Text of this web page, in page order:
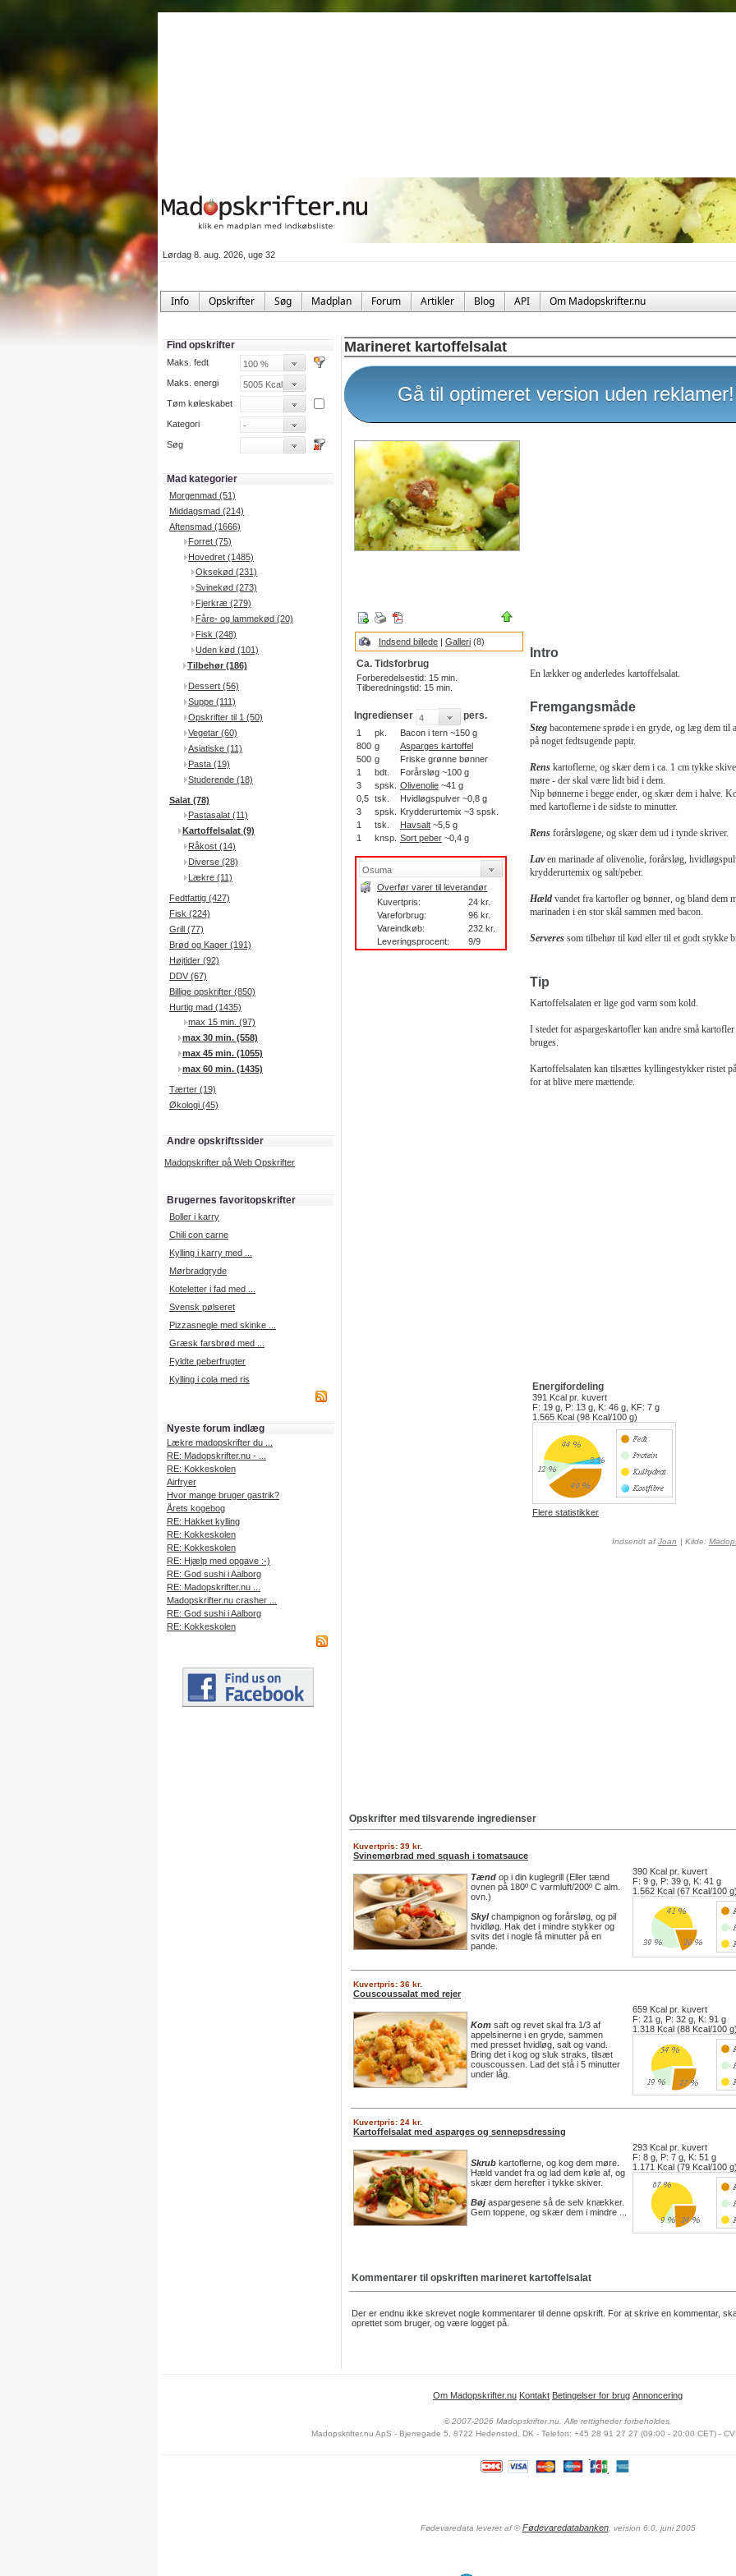
Lørdag 8. aug. 2026, uge 32
Info Opskrifter Søg Madplan Forum Artikler Blog API Om Madopskrifter.nu
Find opskrifter
Maks. fedt
Maks. energi
Tøm køleskabet
Kategori
Søg
Mad kategorier
Morgenmad (51)
Middagsmad (214)
Aftensmad (1666)
Forret (75)
Hovedret (1485)
Oksekød (231)
Svinekød (273)
Fjerkræ (279)
Fåre- og lammekød (20)
Fisk (248)
Uden kød (101)
Tilbehør (186)
Dessert (56)
Suppe (111)
Opskrifter til 1 (50)
Vegetar (60)
Asiatiske (11)
Pasta (19)
Studerende (18)
Salat (78)
Pastasalat (11)
Kartoffelsalat (9)
Råkost (14)
Diverse (28)
Lækre (11)
Fedtfattig (427)
Fisk (224)
Grill (77)
Brød og Kager (191)
Højtider (92)
DDV (67)
Billige opskrifter (850)
Hurtig mad (1435)
max 15 min. (97)
max 30 min. (558)
max 45 min. (1055)
max 60 min. (1435)
Tærter (19)
Økologi (45)
Andre opskriftssider
Madopskrifter på Web Opskrifter
Brugernes favoritopskrifter
Boller i karry
Chili con carne
Kylling i karry med ...
Mørbradgryde
Koteletter i fad med ...
Svensk pølseret
Pizzasnegle med skinke ...
Græsk farsbrød med ...
Fyldte peberfrugter
Kylling i cola med ris
Nyeste forum indlæg
Lækre madopskrifter du ...
RE: Madopskrifter.nu - ...
RE: Kokkeskolen
Airfryer
Hvor mange bruger gastrik?
Årets kogebog
RE: Hakket kylling
RE: Kokkeskolen
RE: Kokkeskolen
RE: Hjælp med opgave :-)
RE: God sushi i Aalborg
RE: Madopskrifter.nu ...
Madopskrifter.nu crasher ...
RE: God sushi i Aalborg
RE: Kokkeskolen
Marineret kartoffelsalat
Gå til optimeret version uden reklamer!
Indsend billede | Galleri (8)
Ca. Tidsforbrug
Forberedelsestid: 15 min.
Tilberedningstid: 15 min.
Ingredienser pers.
1 pk.
Bacon i tern ~150 g
800 g
Asparges kartoffel
500 g
Friske grønne bønner
1
bdt.
Forårsløg ~100 g
3
spsk. Olivenolie ~41 g
0,5 tsk.
Hvidløgspulver ~0,8 g
3
spsk.
Krydderurtemix ~3 spsk.
1
tsk. Havsalt ~5,5 g
1
knsp. Sort peber ~0,4 g
Overfør varer til leverandør
Kuvertpris:
24 kr.
Vareforbrug:
96 kr.
Vareindkøb:
232 kr.
Leveringsprocent:
9/9
Intro
En lækker og anderledes kartoffelsalat.
Fremgangsmåde
Steg baconternene sprøde i en gryde, og læg dem til
på noget fedtsugende papir.
Rens kartoflerne, og skær dem i ca. 1 cm tykke
møre - der skal være lidt bid i dem.
Nip bønnerne i begge ender, og skær dem i halve.
med kartoflerne i de sidste to minutter.
Rens forårsløgene, og skær dem ud i tynde skriver.
Laven marinade af olivenolie, forårsløg,
krydderurtemix og salt/peber.
Hæld vandet fra kartofler og bønner, og bland dem
marinaden i en stor skål sammen med bacon.
Serveres som tilbehør til kød eller til et godt stykke
Tip
Kartoffelsalaten er lige god varm som kold.
I stedet for aspargeskartofler kan andre små kartofler
bruges.
Kartoffelsalaten kan tilsættes kyllingestykker ristet
for at blive mere mættende.
Energifordeling
391 Kcal pr. kuvert
F: 19 g, P: 13 g, K: 46 g, KF: 7 g
1.565 Kcal (98 Kcal/100 g)
Flere statistikker
Indsendt afJoan | Kilde:
Opskrifter med tilsvarende ingredienser
Kuvertpris: 39 kr.
Svinemørbrad med squash i tomatsauce
Tænd op i din kuglegrill (Eller tænd
ovnen på 180º C varmluft/200º C alm.
ovn.)
Skylchampignon og forårsløg, og pil
hvidløg. Hak det i mindre stykker og
svits det i nogle få minutter på en
pande.
390 Kcal pr. kuvert
F: 9 g, P: 39 g, K: 41 g
1.562 Kcal (67 Kcal/100 g)
Kuvertpris: 36 kr.
Couscoussalat med rejer
Kom saft og revet skal fra 1/3 af
appelsinerne i en gryde, sammen
med presset hvidløg, salt og vand.
Bring det i kog og sluk straks, tilsæt
couscoussen. Lad det stå i 5 minutter
under låg.
659 Kcal pr. kuvert
F: 21 g, P: 32 g, K: 91 g
1.318 Kcal (88 Kcal/100 g)
Kuvertpris: 24 kr.
Kartoffelsalat med asparges og sennepsdressing
Skrub kartoflerne, og kog dem møre.
Hæld vandet fra og lad dem køle af, og
skær dem herefter i tykke skiver.
Bøjaspargesene så de selv knækker.
Gem toppene, og skær dem i mindre ...
293 Kcal pr. kuvert
F: 8 g, P: 7 g, K: 51 g
1.171 Kcal (79 Kcal/100 g)
Kommentarer til opskriften marineret kartoffelsalat
Der er endnu ikke skrevet nogle kommentarer til denne opskrift. For at skrive en kommentar,
oprettet som bruger, og være logget på.
Om Madopskrifter.nu Kontakt Betingelser for brug Annoncering
© 2007-2026 Madopskrifter.nu. Alle rettigheder forbeholdes.
Madopskrifter.nu ApS - Bjerregade 5, 8722 Hedensted, DK - Telefon: +45 28 91 27 27 (09:00 - 20:00 CET) -
Fødevaredata leveret af © Fødevaredatabanken, version 6.0, juni 2005